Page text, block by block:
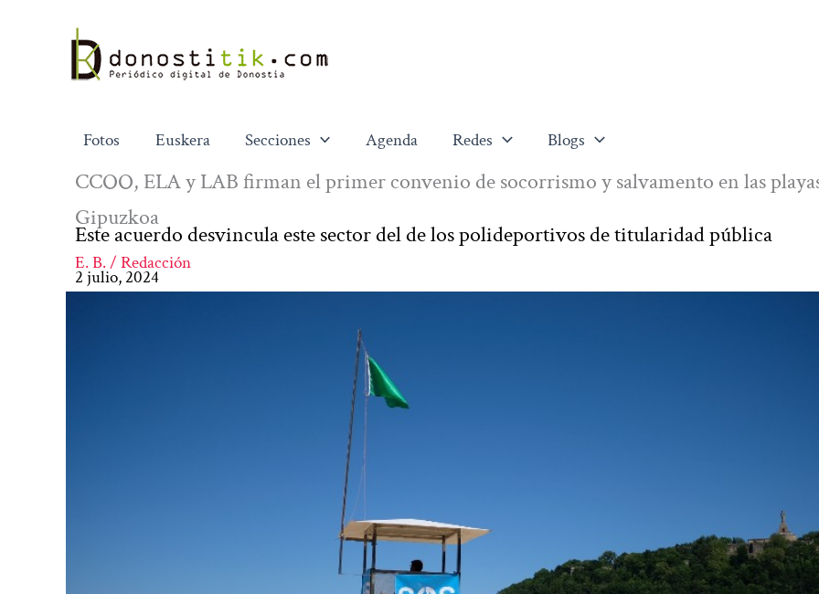
contenido
Fotos Euskera Secciones Agenda Redes Blogs
CCOO, ELA y LAB firman el primer convenio de socorrismo y salvamento en las
Gipuzkoa
Este acuerdo desvincula este sector del de los polideportivos de titularidad pública
E. B. / Redacción
2 julio, 2024